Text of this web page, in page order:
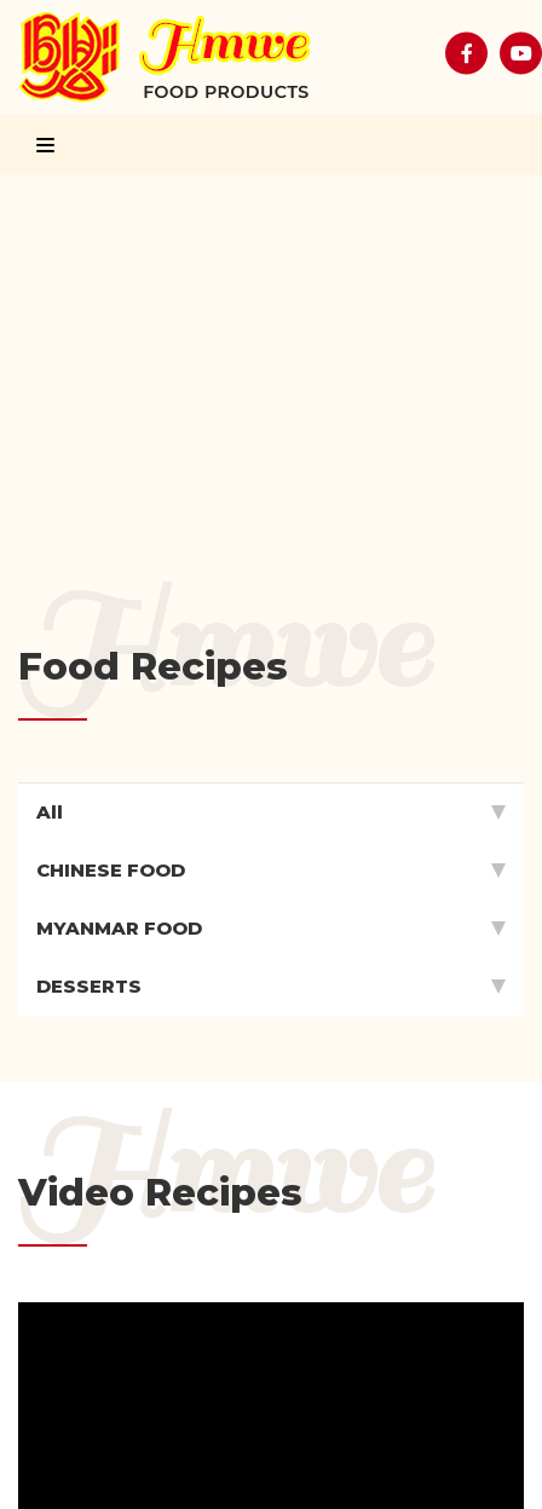
Food Recipes
All
CHINESE FOOD
MYANMAR FOOD
DESSERTS
Video Recipes